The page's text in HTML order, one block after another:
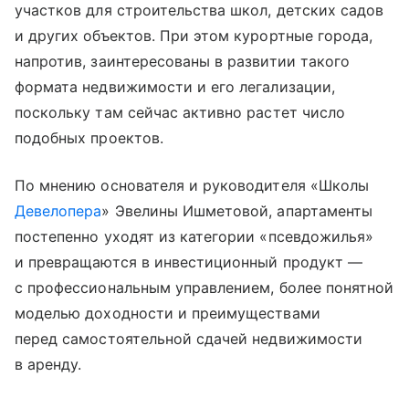
участков для строительства школ, детских садов
и других объектов. При этом курортные города,
напротив, заинтересованы в развитии такого
формата недвижимости и его легализации,
поскольку там сейчас активно растет число
подобных проектов.
По мнению основателя и руководителя «Школы
Девелопера» Эвелины Ишметовой, апартаменты
постепенно уходят из категории «псевдожилья»
и превращаются в инвестиционный продукт —
с профессиональным управлением, более понятной
моделью доходности и преимуществами
перед самостоятельной сдачей недвижимости
в аренду.